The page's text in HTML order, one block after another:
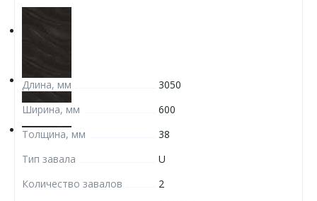
Длина, мм
3050
Ширина, мм
600
Толщина, мм
38
Тип завала
U
Количество завалов
2